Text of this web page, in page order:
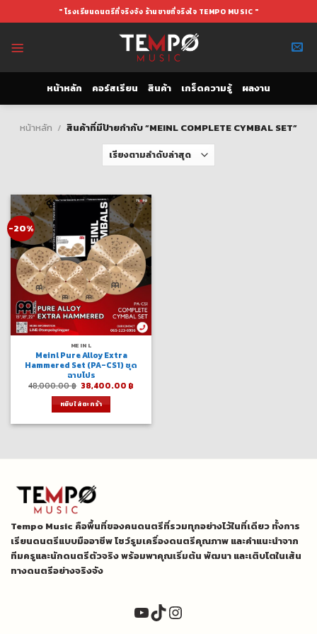
to
" โรงเรียนดนตรีที่จริงจัง ร้านขายที่จริงใจ TEMPO MUSIC "
หน้าหลัก คอร์สเรียน สินค้า เกร็ดความรู้ ผลงาน
หน้าหลัก / สินค้าที่มีป้ายกำกับ “MEINL COMPLETE CYMBAL SET”
-20%
MEINL
Meinl Pure Alloy Extra
Hammered Set (PA-CS1) ชุด
ฉาบโปร
48,000.00฿ Original
price
was:
48,000.00 ฿.
38,400.00 ฿Current
หยิบใส่ตะกร้า
Tempo Music คือพื้นที่ของคนดนตรีที่รวมทุกอย่างไว้ในที่เดียว ทั้งการ
เรียนดนตรีแบบมืออาชีพ โชว์รูมเครื่องดนตรีคุณภาพ และคำแนะนำจาก
ทีมครูและนักดนตรีตัวจริง พร้อมพาคุณเริ่มต้น พัฒนา และเติบโตในเส้น
ทางดนตรีอย่างจริงจัง
YouTube
TikTok
Instagram